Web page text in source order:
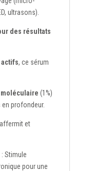
ultrasons).
des résultats
actifs, ce sérum
(1%)
profondeur.
et
Stimule
pour une